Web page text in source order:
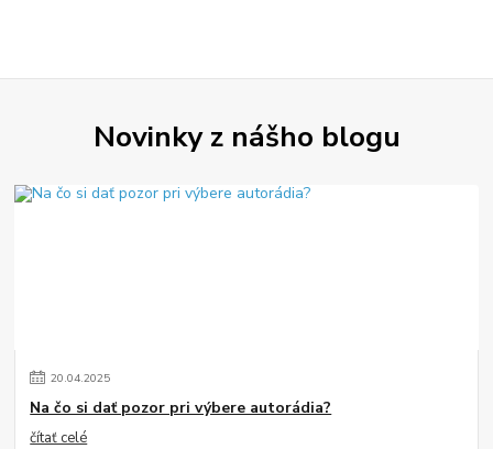
Novinky z nášho blogu
20.04.2025
Na čo si dať pozor pri výbere autorádia?
čítať celé